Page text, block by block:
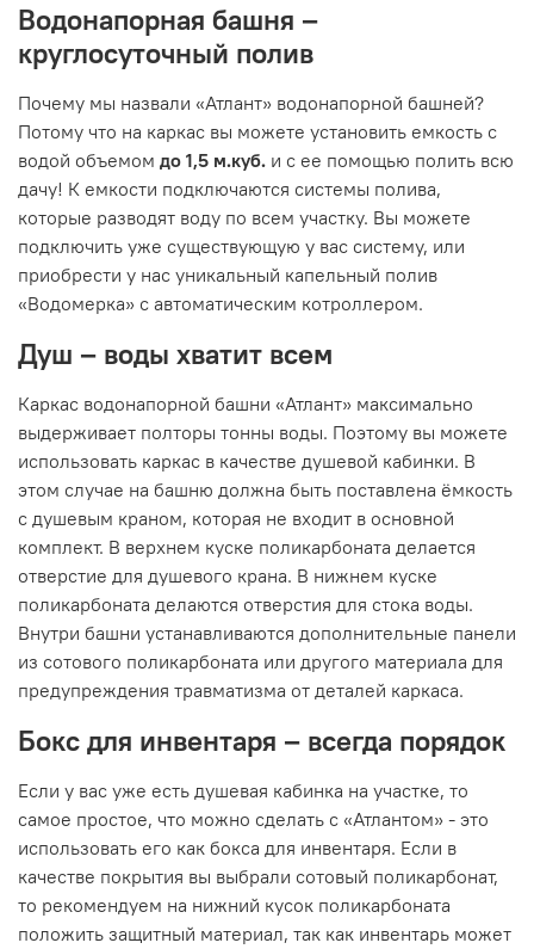
Водонапорная башня –
круглосуточный полив
Почему мы назвали «Атлант» водонапорной башней?
Потому что на каркас вы можете установить емкость с
водой объемом до 1,5 м.куб. и с ее помощью полить всю
дачу! К емкости подключаются системы полива,
которые разводят воду по всем участку. Вы можете
подключить уже существующую у вас систему, или
приобрести у нас уникальный капельный полив
«Водомерка» с автоматическим котроллером.
Душ – воды хватит всем
Каркас водонапорной башни «Атлант» максимально
выдерживает полторы тонны воды. Поэтому вы можете
использовать каркас в качестве душевой кабинки. В
этом случае на башню должна быть поставлена ёмкость
с душевым краном, которая не входит в основной
комплект. В верхнем куске поликарбоната делается
отверстие для душевого крана. В нижнем куске
поликарбоната делаются отверстия для стока воды.
Внутри башни устанавливаются дополнительные панели
из сотового поликарбоната или другого материала для
предупреждения травматизма от деталей каркаса.
Бокс для инвентаря – всегда порядок
Если у вас уже есть душевая кабинка на участке, то
самое простое, что можно сделать с «Атлантом» - это
использовать его как бокса для инвентаря. Если в
качестве покрытия вы выбрали сотовый поликарбонат,
то рекомендуем на нижний кусок поликарбоната
положить защитный материал, так как инвентарь может